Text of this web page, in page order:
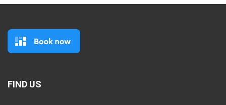
FIND US